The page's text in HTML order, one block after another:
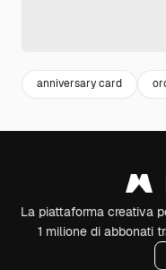
anniversary card
La piattaforma creativa
1 milione di abbonati